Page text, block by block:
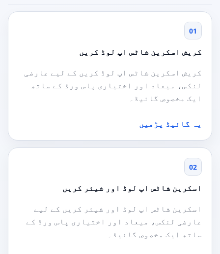
01
کریش اسکرین شاٹس اپ لوڈ کریں
کریش اسکرین شاٹس اپ لوڈ کریں کے لیے عارضی
لنکس، میعاد اور اختیاری پاس ورڈ کے ساتھ
ایک مخصوص گائیڈ۔
یہ گائیڈ پڑھیں
02
اسکرین شاٹس اپ لوڈ اور شیئر کریں
اسکرین شاٹس اپ لوڈ اور شیئر کریں کے لیے
عارضی لنکس، میعاد اور اختیاری پاس ورڈ کے
ساتھ ایک مخصوص گائیڈ۔